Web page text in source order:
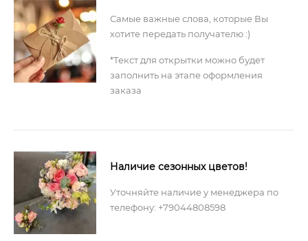
Самые важные слова, которые Вы
хотите передать получателю :)
*Текст для открытки можно будет
заполнить на этапе оформления
заказа
Наличие сезонных цветов!
Уточняйте наличие у менеджера по
телефону: +79044808598